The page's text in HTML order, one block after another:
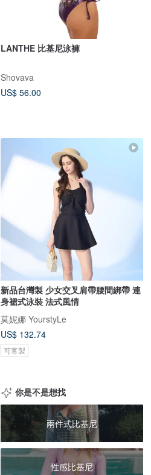
LANTHE 比基尼泳褲
Shovava
US$ 56.00
新品台灣製 少女交叉肩帶腰間綁帶 連
身裙式泳裝 法式風情
莫妮娜 YourstyLe
US$ 132.74
可客製
你是不是想找
兩件式比基尼
性感比基尼